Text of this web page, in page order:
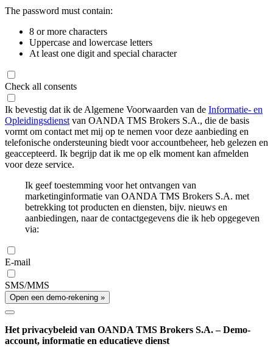
The password must contain:
8 or more characters
Uppercase and lowercase letters
At least one digit and special character
Check all consents
Ik bevestig dat ik de Algemene Voorwaarden van de Informatie- en
Opleidingsdienst van OANDA TMS Brokers S.A., die de basis
vormt om contact met mij op te nemen voor deze aanbieding en
telefonische ondersteuning biedt voor accountbeheer, heb gelezen en
geaccepteerd. Ik begrijp dat ik me op elk moment kan afmelden
voor deze service.
Ik geef toestemming voor het ontvangen van
marketinginformatie van OANDA TMS Brokers S.A. met
betrekking tot producten en diensten, bijv. nieuws en
aanbiedingen, naar de contactgegevens die ik heb opgegeven
via:
E-mail
SMS/MMS
Open een demo-rekening »
Het privacybeleid van OANDA TMS Brokers S.A. – Demo-
account, informatie en educatieve dienst